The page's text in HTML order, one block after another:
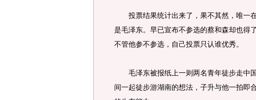
投票结果统计出来了，果不其然，唯一
是毛泽东。早已宣布不参选的蔡和森却也得
不管他参不参选，自己投票只认谁优秀。
毛泽东被报纸上一则两名青年徒步走中
间一起徒步游湖南的想法，子升与他一拍即